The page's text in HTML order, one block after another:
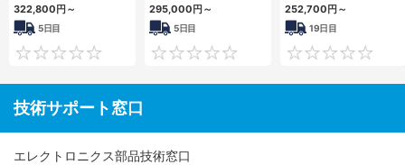
322,800円～
5日目
0
295,000円～
5日目
0
252,700円～
19日目
技術サポート窓口
エレクトロニクス部品技術窓口